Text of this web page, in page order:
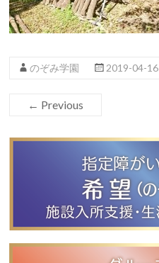
のぞみ学園 2019-04-16
← Previous